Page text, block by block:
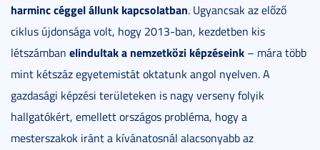
harminc céggel állunk kapcsolatban. Ugyancsak az előző
ciklus újdonsága volt, hogy 2013-ban, kezdetben kis
létszámban elindultak a nemzetközi képzéseink – mára több
mint kétszáz egyetemistát oktatunk angol nyelven. A
gazdasági képzési területeken is nagy verseny folyik
hallgatókért, emellett országos probléma, hogy a
mesterszakok iránt a kívánatosnál alacsonyabb az